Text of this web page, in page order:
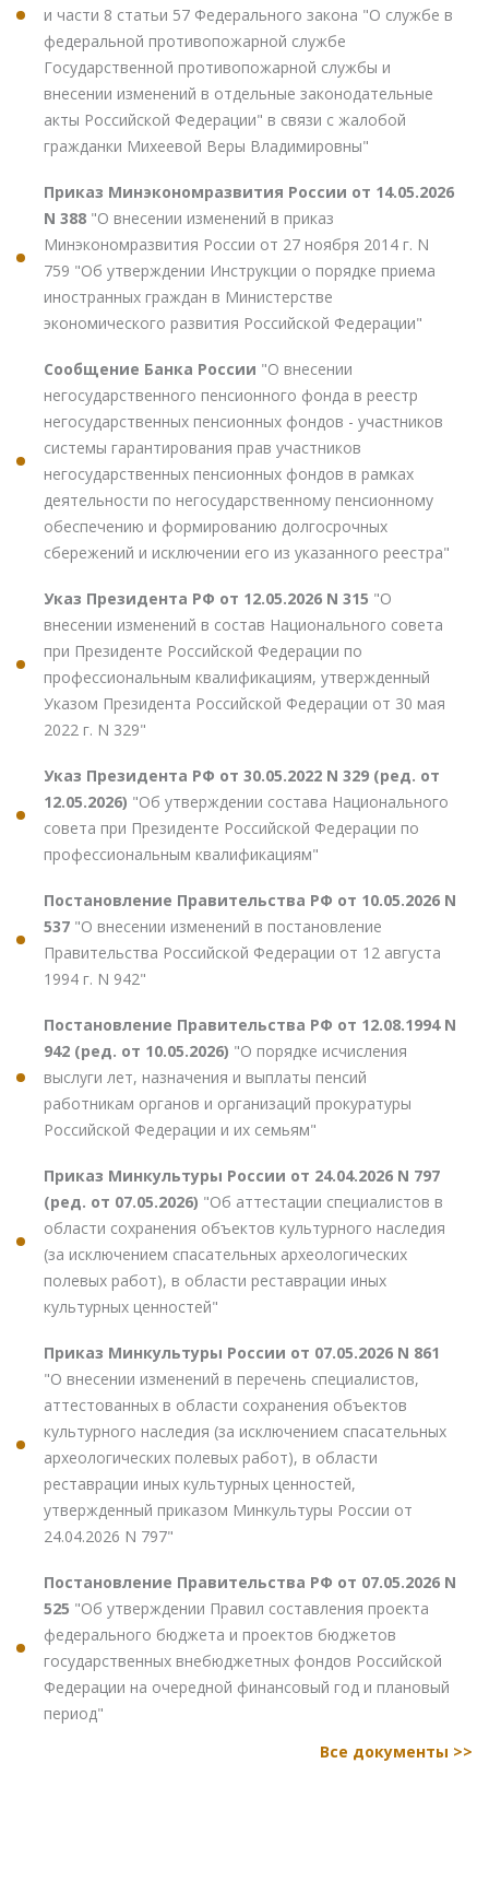
и части 8 статьи 57 Федерального закона "О службе в
федеральной противопожарной службе
Государственной противопожарной службы и
внесении изменений в отдельные законодательные
акты Российской Федерации" в связи с жалобой
гражданки Михеевой Веры Владимировны"
Приказ Минэкономразвития России от 14.05.2026
N 388 "О внесении изменений в приказ
Минэкономразвития России от 27 ноября 2014 г. N
759 "Об утверждении Инструкции о порядке приема
иностранных граждан в Министерстве
экономического развития Российской Федерации"
Сообщение Банка России "О внесении
негосударственного пенсионного фонда в реестр
негосударственных пенсионных фондов - участников
системы гарантирования прав участников
негосударственных пенсионных фондов в рамках
деятельности по негосударственному пенсионному
обеспечению и формированию долгосрочных
сбережений и исключении его из указанного реестра"
Указ Президента РФ от 12.05.2026 N 315 "О
внесении изменений в состав Национального совета
при Президенте Российской Федерации по
профессиональным квалификациям, утвержденный
Указом Президента Российской Федерации от 30 мая
2022 г. N 329"
Указ Президента РФ от 30.05.2022 N 329 (ред. от
12.05.2026) "Об утверждении состава Национального
совета при Президенте Российской Федерации по
профессиональным квалификациям"
Постановление Правительства РФ от 10.05.2026 N
537 "О внесении изменений в постановление
Правительства Российской Федерации от 12 августа
1994 г. N 942"
Постановление Правительства РФ от 12.08.1994 N
942 (ред. от 10.05.2026) "О порядке исчисления
выслуги лет, назначения и выплаты пенсий
работникам органов и организаций прокуратуры
Российской Федерации и их семьям"
Приказ Минкультуры России от 24.04.2026 N 797
(ред. от 07.05.2026) "Об аттестации специалистов в
области сохранения объектов культурного наследия
(за исключением спасательных археологических
полевых работ), в области реставрации иных
культурных ценностей"
Приказ Минкультуры России от 07.05.2026 N 861
"О внесении изменений в перечень специалистов,
аттестованных в области сохранения объектов
культурного наследия (за исключением спасательных
археологических полевых работ), в области
реставрации иных культурных ценностей,
утвержденный приказом Минкультуры России от
24.04.2026 N 797"
Постановление Правительства РФ от 07.05.2026 N
525 "Об утверждении Правил составления проекта
федерального бюджета и проектов бюджетов
государственных внебюджетных фондов Российской
Федерации на очередной финансовый год и плановый
период"
Все документы >>